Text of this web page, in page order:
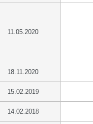
11.05.2020
18.11.2020
15.02.2019
14.02.2018